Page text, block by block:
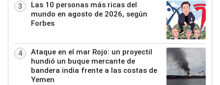
3
Las 10 personas más ricas del
mundo en agosto de 2026, según
Forbes
4
Ataque en el mar Rojo: un proyectil
hundió un buque mercante de
bandera india frente a las costas de
Yemen